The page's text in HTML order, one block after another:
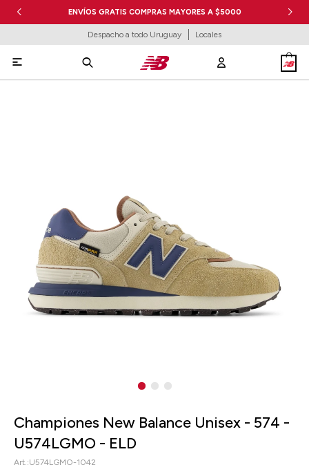
ENVÍOS GRATIS COMPRAS MAYORES A $5000
Despacho a todo Uruguay Locales

Championes New Balance Unisex - 574 -
U574LGMO - ELD
U574LGMO-1042